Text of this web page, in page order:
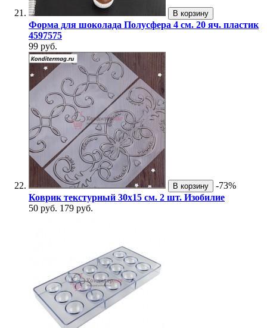
В корзину
Форма для шоколада Полусфера 4 см. 20 яч. пластик
4597575
99 руб.
В корзину
-73%
Коврик текстурный 30х15 см. 2 шт. Изобилие
50 руб. 179 руб.